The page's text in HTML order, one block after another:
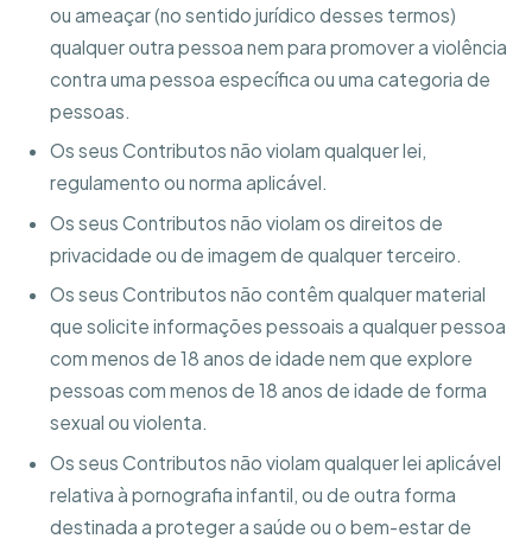
ou ameaçar (no sentido jurídico desses termos)
qualquer outra pessoa nem para promover a violência
contra uma pessoa específica ou uma categoria de
pessoas.
Os seus Contributos não violam qualquer lei,
regulamento ou norma aplicável.
Os seus Contributos não violam os direitos de
privacidade ou de imagem de qualquer terceiro.
Os seus Contributos não contêm qualquer material
que solicite informações pessoais a qualquer pessoa
com menos de 18 anos de idade nem que explore
pessoas com menos de 18 anos de idade de forma
sexual ou violenta.
Os seus Contributos não violam qualquer lei aplicável
relativa à pornografia infantil, ou de outra forma
destinada a proteger a saúde ou o bem-estar de